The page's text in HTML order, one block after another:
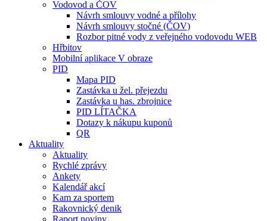
Vodovod a ČOV
Návrh smlouvy vodné a přílohy
Návrh smlouvy stočné (ČOV)
Rozbor pitné vody z veřejného vodovodu WEB
Hřbitov
Mobilní aplikace V obraze
PID
Mapa PID
Zastávka u žel. přejezdu
Zastávka u has. zbrojnice
PID LÍTAČKA
Dotazy k nákupu kuponů
QR
Aktuality
Aktuality
Rychlé zprávy
Ankety
Kalendář akcí
Kam za sportem
Rakovnický denik
Raport noviny